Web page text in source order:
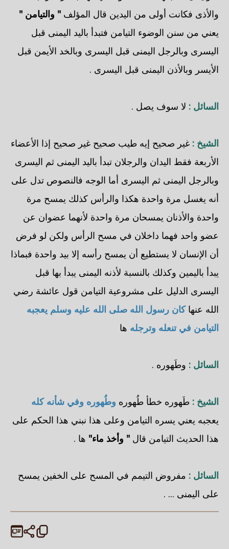
والأذى فكانت أولى من اليدين قال المؤلف " والتيامن "
يعني من سنن الوضوء التيامن فتبدأ باليد اليمنى قبل
اليسرى وبالرجل اليمنى قبل اليسرى وبالخد الأيمن قبل
الأيسر وبالأذن اليمنى قبل اليسرى .
السائل : لا سوف يصل .
الشيخ : غير صحيح إيه طيب صحيح غير صحيح إذا الأعضاء
الأربعة فقط اليدان والرجلان تبدأ باليد اليمنى ثم اليسرى
وبالرجل اليمنى ثم اليسرى أما الوجه فالنصوص تدل على
أنه يغسل مرة واحدة هكذا والرأس كذلك يمسح مرة
واحدة والأذنان يمسحان مرة واحدة لأنهما عضوان عن
عضو واحد فهما داخلان في مسح الرأس ولكن لو فرض
أن الإنسان لا يستطيع أن يمسح رأسه إلا بيد واحدة فبماذا
يبدأ باليمين وكذلك بالنسبة لأذنه اليمنى يبدأ بها قبل
اليسرى الدليل على مشروعية التيامن قول عائشة رضي
الله عنهاكان رسول الله صلى الله عليه وسلم يعجبه
التيامن في تنعله وترجله ها
السائل : وطَهوره .
الشيخ : طَهوره خطأ طُهوره وطُهوره وفي شأنه كله
يعجبه يعني يسره التيامن وعلى هذا نبني هذا الحكم على
هذا الحديث التيامن قال " وأخذ ماء" ها .
السائل : مفروض التيمم في المسح على الخفين يمسح
على اليمنى ... .